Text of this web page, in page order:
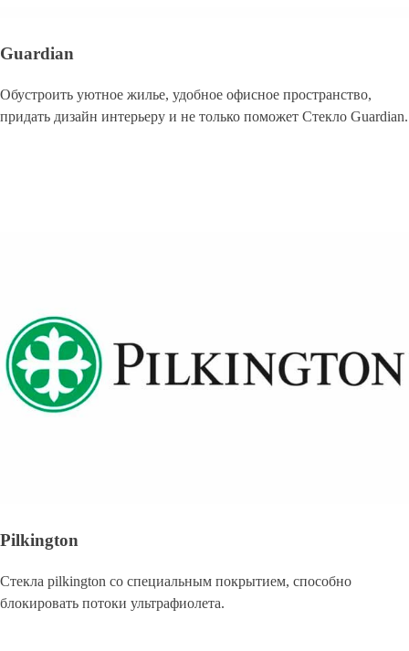
Guardian
Обустроить уютное жилье, удобное офисное пространство,
придать дизайн интерьеру и не только поможет Стекло Guardian.
Pilkington
Стекла pilkington со специальным покрытием, способно
блокировать потоки ультрафиолета.